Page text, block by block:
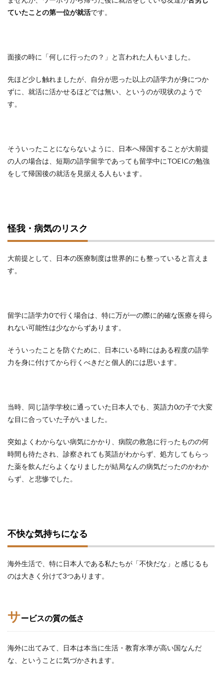
ていたことの第一位が就活です。
面接の時に「何しに行ったの？」と言われた人もいました。
先ほど少し触れましたが、自分が思った以上の語学力が身につか
ずに、就活に活かせるほどでは無い、というのが現状のようで
す。
そういったことにならないように、日本へ帰国することが大前提
の人の場合は、短期の語学留学であっても留学中にTOEICの勉強
をして帰国後の就活を見据える人もいます。
怪我・病気のリスク
大前提として、日本の医療制度は世界的にも整っていると言えま
す。
留学に語学力0で行く場合は、特に万が一の際に的確な医療を得ら
れない可能性は少なからずあります。
そういったことを防ぐために、日本にいる時にはある程度の語学
力を身に付けてから行くべきだと個人的には思います。
当時、同じ語学学校に通っていた日本人でも、英語力0の子で大変
な目に合っていた子がいました。
突如よくわからない病気にかかり、病院の救急に行ったものの何
時間も待たされ、診察されても英語がわからず、処方してもらっ
た薬を飲んだらよくなりましたが結局なんの病気だったのかわか
らず、と悲惨でした。
不快な気持ちになる
海外生活で、特に日本人である私たちが「不快だな」と感じるも
のは大きく分けて3つあります。
サービスの質の低さ
海外に出てみて、日本は本当に生活・教育水準が高い国なんだ
な、ということに気づかされます。